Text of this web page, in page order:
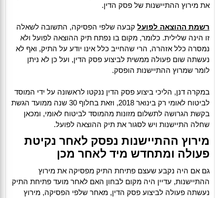
את מירוץ ההתיישנות של פסק הדין.
רשמת ההוצאה לפועל קבעה שלפי הפסיקה, התשובה לשאלה
זו הינה שלילית. כלומר, מקום בו נפתח תיק ההוצאה לפועל ולא
נמסרה כלל אזהרה, הרי שהחייב כלל אינו יודע על התיק, ואף לא
נעשתה שום פעולה ממשית לביצוע פסק הדין, ועל כן לא ניתן
לומר שמרוץ ההתיישנות הופסק.
במקרה דנן, הליכי ביצוע פסק הדין ננקטו לראשונה על ידי המוסד
לביטוח לאומי רק בינואר 2018, וזאת בחלוף 30 שנה ממועד הגשת
בקשת הגרושה לתשלום מזונות מהמוסד לביטוח לאומי, ומכאן
שחלה התיישנות ויש לסגור את תיק ההוצאה לפועל.
מירוץ ההתיישנות נפסק לאחר נקיטת
פעולה ומתחדש מיד לאחר מכן
גם אם היה נקבע שעצם פתיחת התיק מפסיקה את מירוץ
ההתיישנות, עדיין היה מקום לבחון האם לאחר מועד פתיחת התיק
נעשתה פעולה לביצוע פסק הדין, מאחר שלפי הפסיקה, מירוץ